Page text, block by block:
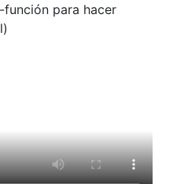
para hacer